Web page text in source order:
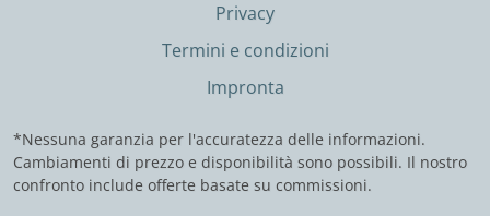
Privacy
Termini e condizioni
Impronta
*Nessuna garanzia per l'accuratezza delle informazioni.
Cambiamenti di prezzo e disponibilità sono possibili. Il nostro
confronto include offerte basate su commissioni.